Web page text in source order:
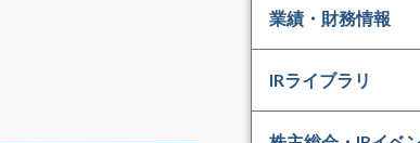
業績・財務情報
IRライブラリ